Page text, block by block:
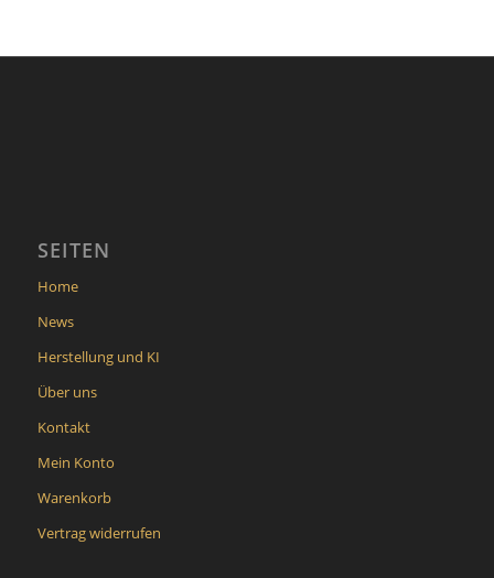
SEITEN
Home
News
Herstellung und KI
Über uns
Kontakt
Mein Konto
Warenkorb
Vertrag widerrufen